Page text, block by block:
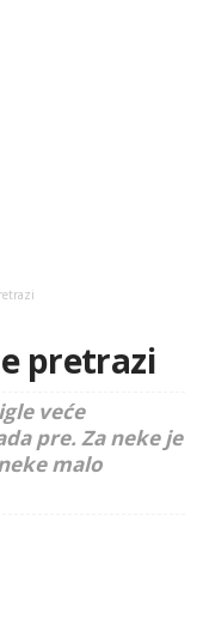
pretrazi
veće
pre. Za neke je
malo